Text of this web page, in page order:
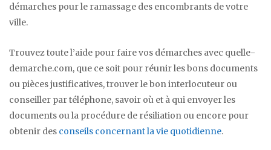
démarches pour le ramassage des encombrants de votre
ville.
Trouvez toute l’aide pour faire vos démarches avec quelle-
demarche.com, que ce soit pour réunir les bons documents
ou pièces justificatives, trouver le bon interlocuteur ou
conseiller par téléphone, savoir où et à qui envoyer les
documents ou la procédure de résiliation ou encore pour
obtenir des conseils concernant la vie quotidienne.